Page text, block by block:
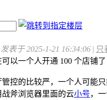
发表于 2025-1-21 16:34:06 | 只
可以一个人开通 100 个店铺
控的比较严，一个人可能
战斧浏览器里面的云小号，